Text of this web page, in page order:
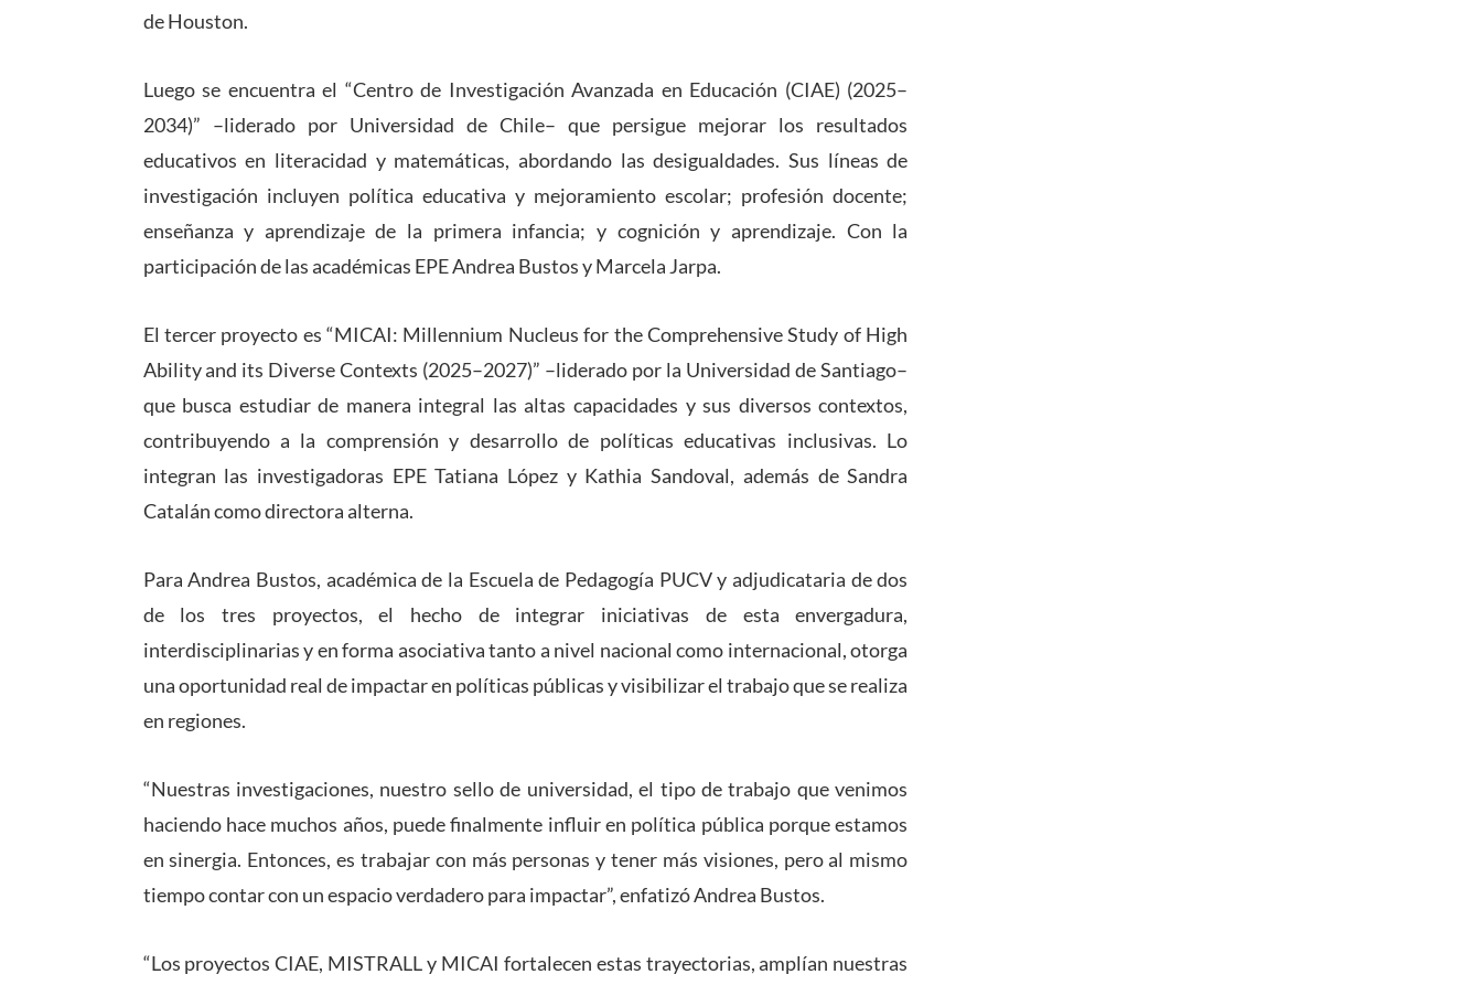
de Houston.
Luego se encuentra el “Centro de Investigación Avanzada en Educación (CIAE) (2025–
2034)” –liderado por Universidad de Chile– que persigue mejorar los resultados
educativos en literacidad y matemáticas, abordando las desigualdades. Sus líneas de
investigación incluyen política educativa y mejoramiento escolar; profesión docente;
enseñanza y aprendizaje de la primera infancia; y cognición y aprendizaje. Con la
participación de las académicas EPE Andrea Bustos y Marcela Jarpa.
El tercer proyecto es “MICAI: Millennium Nucleus for the Comprehensive Study of High
Ability and its Diverse Contexts (2025–2027)” –liderado por la Universidad de Santiago–
que busca estudiar de manera integral las altas capacidades y sus diversos contextos,
contribuyendo a la comprensión y desarrollo de políticas educativas inclusivas. Lo
integran las investigadoras EPE Tatiana López y Kathia Sandoval, además de Sandra
Catalán como directora alterna.
Para Andrea Bustos, académica de la Escuela de Pedagogía PUCV y adjudicataria de dos
de los tres proyectos, el hecho de integrar iniciativas de esta envergadura,
interdisciplinarias y en forma asociativa tanto a nivel nacional como internacional, otorga
una oportunidad real de impactar en políticas públicas y visibilizar el trabajo que se realiza
en regiones.
“Nuestras investigaciones, nuestro sello de universidad, el tipo de trabajo que venimos
haciendo hace muchos años, puede finalmente influir en política pública porque estamos
en sinergia. Entonces, es trabajar con más personas y tener más visiones, pero al mismo
tiempo contar con un espacio verdadero para impactar”, enfatizó Andrea Bustos.
“Los proyectos CIAE, MISTRALL y MICAI fortalecen estas trayectorias, amplían nuestras